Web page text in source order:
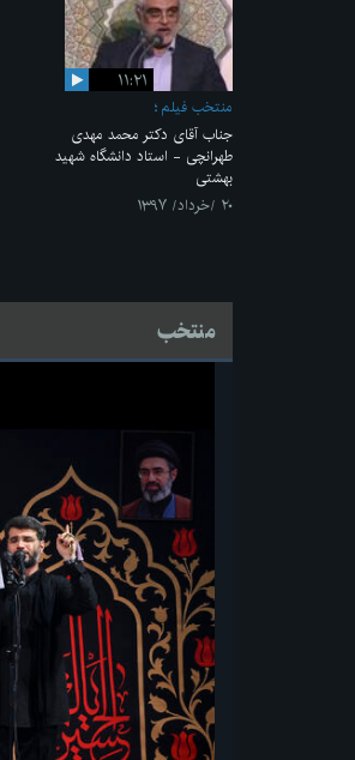
۱۱:۲۱
منتخب فیلم
جناب آقای دکتر محمد مهدی
طهرانچی - استاد دانشگاه شهید
بهشتی
۲۰ /خرداد/ ۱۳۹۷
منتخب